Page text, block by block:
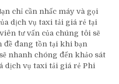
chỉ cần nhấc máy và gọi
dịch vụ taxi tải giá rẻ tại
tư vấn của chúng tôi sẽ
đề đang tồn tại khi bạn
nhanh chóng đến khảo sát
dịch vụ taxi tải giá rẻ Phi